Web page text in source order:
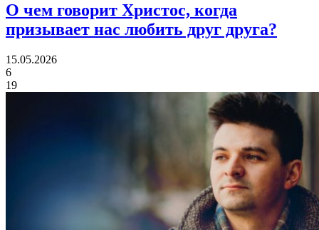
О чем говорит Христос, когда
призывает нас любить друг друга?
15.05.2026
6
19